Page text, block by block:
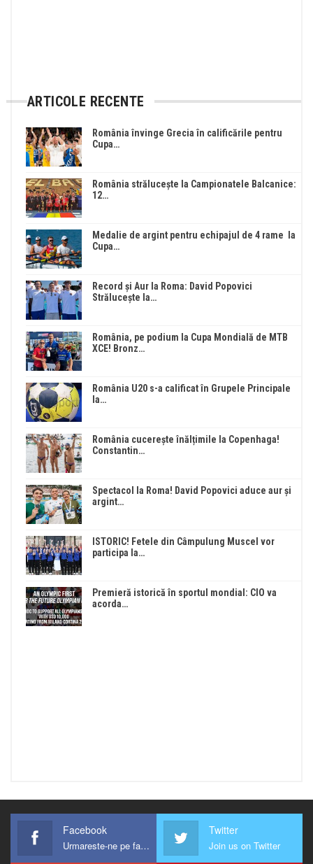
ARTICOLE RECENTE
România învinge Grecia în calificările pentru
Cupa…
România strălucește la Campionatele Balcanice:
12…
Medalie de argint pentru echipajul de 4 rame la
Cupa…
Record și Aur la Roma: David Popovici
Strălucește la…
România, pe podium la Cupa Mondială de MTB
XCE! Bronz…
România U20 s-a calificat în Grupele Principale
la…
România cucerește înălțimile la Copenhaga!
Constantin…
Spectacol la Roma! David Popovici aduce aur și
argint…
ISTORIC! Fetele din Câmpulung Muscel vor
participa la…
Premieră istorică în sportul mondial: CIO va
acorda…
Facebook
Urmareste-ne pe facebook !
Twitter
Join us on Twitter